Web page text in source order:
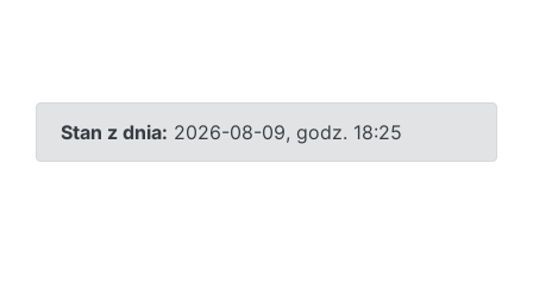
Stan z dnia: 2026-08-09, godz. 18:25